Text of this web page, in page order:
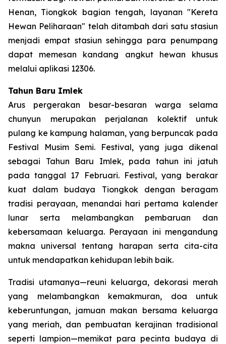
Henan, Tiongkok bagian tengah, layanan "Kereta
Hewan Peliharaan" telah ditambah dari satu stasiun
menjadi empat stasiun sehingga para penumpang
dapat memesan kandang angkut hewan khusus
melalui aplikasi 12306.
Tahun Baru Imlek
Arus pergerakan besar-besaran warga selama
chunyun merupakan perjalanan kolektif untuk
pulang ke kampung halaman, yang berpuncak pada
Festival Musim Semi. Festival, yang juga dikenal
sebagai Tahun Baru Imlek, pada tahun ini jatuh
pada tanggal 17 Februari. Festival, yang berakar
kuat dalam budaya Tiongkok dengan beragam
tradisi perayaan, menandai hari pertama kalender
lunar serta melambangkan pembaruan dan
kebersamaan keluarga. Perayaan ini mengandung
makna universal tentang harapan serta cita-cita
untuk mendapatkan kehidupan lebih baik.
Tradisi utamanya—reuni keluarga, dekorasi merah
yang melambangkan kemakmuran, doa untuk
keberuntungan, jamuan makan bersama keluarga
yang meriah, dan pembuatan kerajinan tradisional
seperti lampion—memikat para pecinta budaya di